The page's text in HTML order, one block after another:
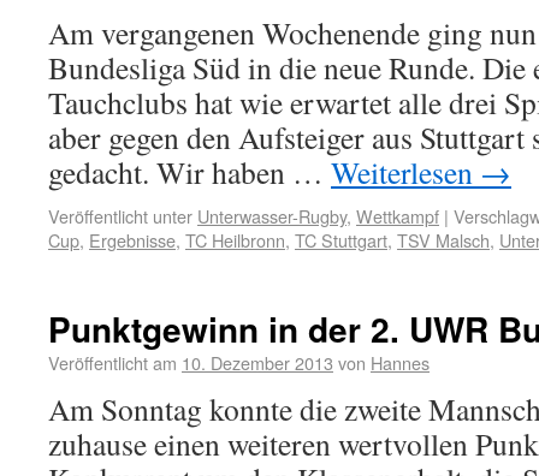
Am vergangenen Wochenende ging
Bundesliga Süd in die neue Runde. Die
Tauchclubs hat wie erwartet alle drei
aber gegen den Aufsteiger aus Stuttgart
gedacht. Wir haben … Weiterlesen →
Veröffentlicht unter Unterwasser-Rugby, Wettkampf |
Cup, Ergebnisse, TC Heilbronn, TC Stuttgart, TSV Malsch,
Punktgewinn in der 2. UWR
Veröffentlicht am 10. Dezember 2013 von Hannes
Am Sonntag konnte die zweite
zuhause einen weiteren wertvollen